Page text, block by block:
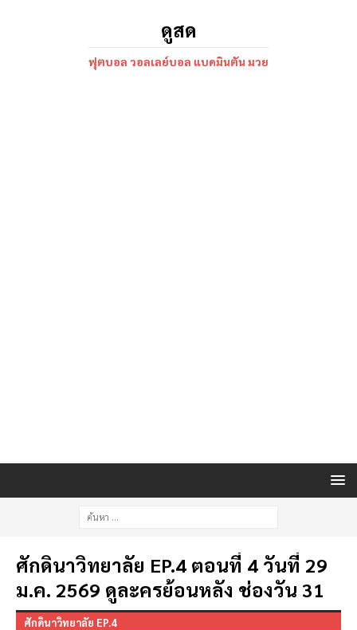
ดูสด
ฟุตบอล วอลเลย์บอล แบดมินตัน มวย
ศักดินาวิทยาลัย EP.4 ตอนที่ 4 วันที่ 29
ม.ค. 2569 ดูละครย้อนหลัง ช่องวัน 31
ศักดินาวิทยาลัย EP.4